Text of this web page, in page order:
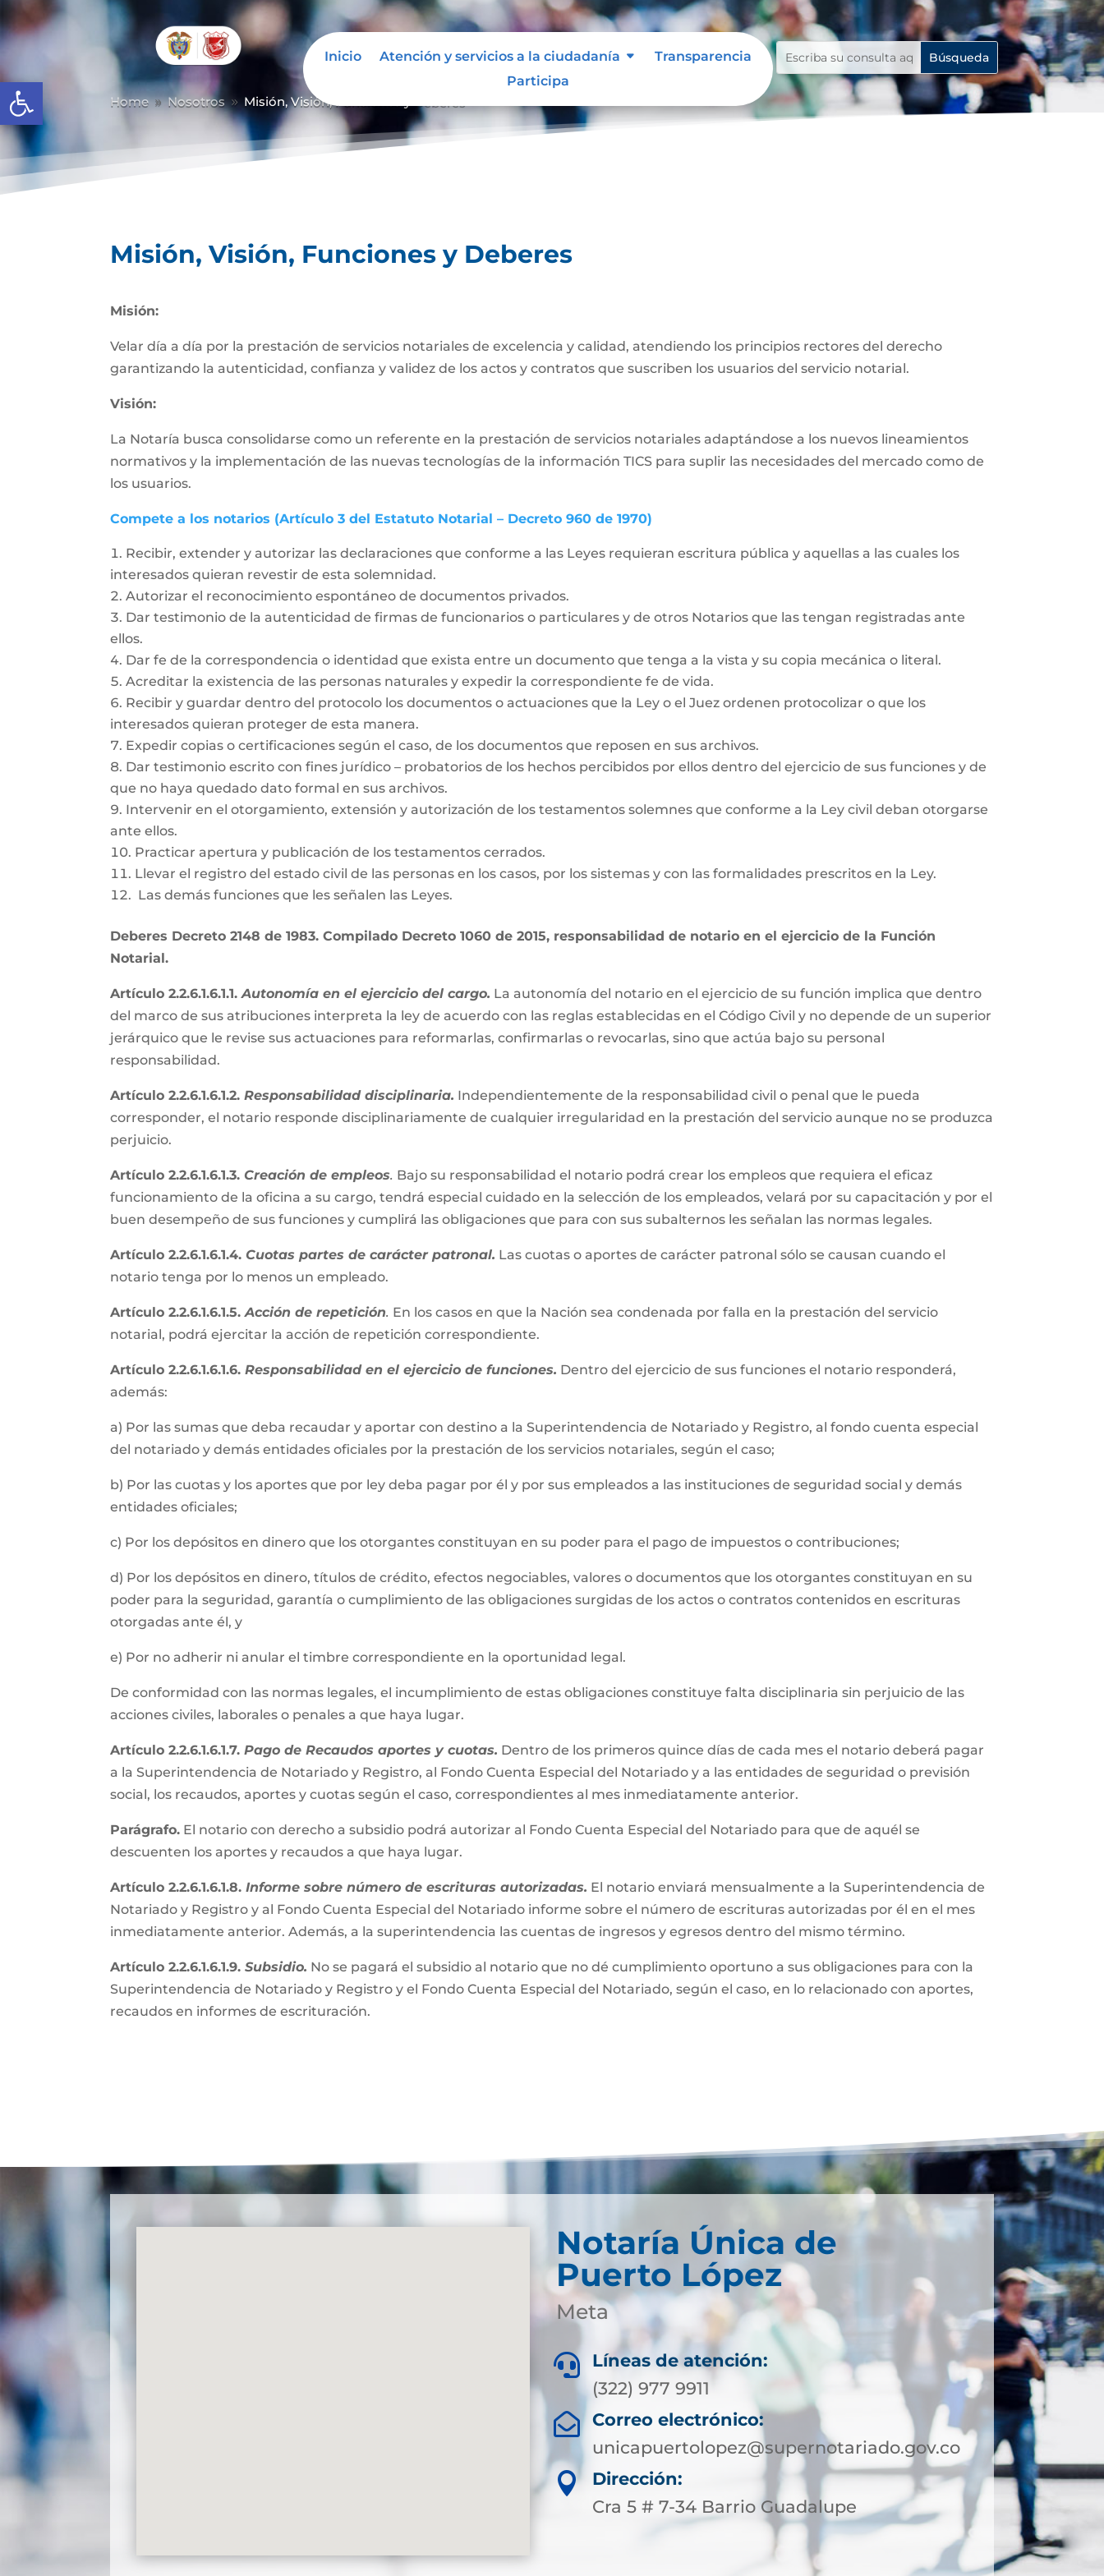
Abrir barra de herramientas
Inicio Atención y servicios a la ciudadanía
Transparencia
Participa
Home 9 Nosotros 9 Misión, Visión, Funciones y Deberes
Misión, Visión, Funciones y Deberes
Misión:
Velar día a día por la prestación de servicios notariales de excelencia y calidad, atendiendo los principios rectores del derecho
garantizando la autenticidad, confianza y validez de los actos y contratos que suscriben los usuarios del servicio notarial.
Visión:
La Notaría busca consolidarse como un referente en la prestación de servicios notariales adaptándose a los nuevos lineamientos
normativos y la implementación de las nuevas tecnologías de la información TICS para suplir las necesidades del mercado como de
los usuarios.
Compete a los notarios (Artículo 3 del Estatuto Notarial – Decreto 960 de 1970)
Recibir, extender y autorizar las declaraciones que conforme a las Leyes requieran escritura pública y aquellas a las cuales los
interesados quieran revestir de esta solemnidad.
Autorizar el reconocimiento espontáneo de documentos privados.
Dar testimonio de la autenticidad de firmas de funcionarios o particulares y de otros Notarios que las tengan registradas ante
ellos.
Dar fe de la correspondencia o identidad que exista entre un documento que tenga a la vista y su copia mecánica o literal.
Acreditar la existencia de las personas naturales y expedir la correspondiente fe de vida.
Recibir y guardar dentro del protocolo los documentos o actuaciones que la Ley o el Juez ordenen protocolizar o que los
interesados quieran proteger de esta manera.
Expedir copias o certificaciones según el caso, de los documentos que reposen en sus archivos.
Dar testimonio escrito con fines jurídico – probatorios de los hechos percibidos por ellos dentro del ejercicio de sus funciones y de
que no haya quedado dato formal en sus archivos.
Intervenir en el otorgamiento, extensión y autorización de los testamentos solemnes que conforme a la Ley civil deban otorgarse
ante ellos.
Practicar apertura y publicación de los testamentos cerrados.
Llevar el registro del estado civil de las personas en los casos, por los sistemas y con las formalidades prescritos en la Ley.
Las demás funciones que les señalen las Leyes.
Deberes Decreto 2148 de 1983. Compilado Decreto 1060 de 2015, responsabilidad de notario en el ejercicio de la Función
Notarial.
Artículo 2.2.6.1.6.1.1.Autonomía en el ejercicio del cargo. La autonomía del notario en el ejercicio de su función implica que dentro
del marco de sus atribuciones interpreta la ley de acuerdo con las reglas establecidas en el Código Civil y no depende de un superior
jerárquico que le revise sus actuaciones para reformarlas, confirmarlas o revocarlas, sino que actúa bajo su personal
responsabilidad.
Artículo 2.2.6.1.6.1.2. Responsabilidad disciplinaria. Independientemente de la responsabilidad civil o penal que le pueda
corresponder, el notario responde disciplinariamente de cualquier irregularidad en la prestación del servicio aunque no se produzca
perjuicio.
Artículo 2.2.6.1.6.1.3.Creación de empleos. Bajo su responsabilidad el notario podrá crear los empleos que requiera el eficaz
funcionamiento de la oficina a su cargo, tendrá especial cuidado en la selección de los empleados, velará por su capacitación y por el
buen desempeño de sus funciones y cumplirá las obligaciones que para con sus subalternos les señalan las normas legales.
Artículo 2.2.6.1.6.1.4.Cuotas partes de carácter patronal. Las cuotas o aportes de carácter patronal sólo se causan cuando el
notario tenga por lo menos un empleado.
Artículo 2.2.6.1.6.1.5.Acción de repetición. En los casos en que la Nación sea condenada por falla en la prestación del servicio
notarial, podrá ejercitar la acción de repetición correspondiente.
Artículo 2.2.6.1.6.1.6.Responsabilidad en el ejercicio de funciones. Dentro del ejercicio de sus funciones el notario responderá,
además:
a) Por las sumas que deba recaudar y aportar con destino a la Superintendencia de Notariado y Registro, al fondo cuenta especial
del notariado y demás entidades oficiales por la prestación de los servicios notariales, según el caso;
b) Por las cuotas y los aportes que por ley deba pagar por él y por sus empleados a las instituciones de seguridad social y demás
entidades oficiales;
c) Por los depósitos en dinero que los otorgantes constituyan en su poder para el pago de impuestos o contribuciones;
d) Por los depósitos en dinero, títulos de crédito, efectos negociables, valores o documentos que los otorgantes constituyan en su
poder para la seguridad, garantía o cumplimiento de las obligaciones surgidas de los actos o contratos contenidos en escrituras
otorgadas ante él, y
e) Por no adherir ni anular el timbre correspondiente en la oportunidad legal.
De conformidad con las normas legales, el incumplimiento de estas obligaciones constituye falta disciplinaria sin perjuicio de las
acciones civiles, laborales o penales a que haya lugar.
Artículo 2.2.6.1.6.1.7.Pago de Recaudos aportes y cuotas. Dentro de los primeros quince días de cada mes el notario deberá pagar
a la Superintendencia de Notariado y Registro, al Fondo Cuenta Especial del Notariado y a las entidades de seguridad o previsión
social, los recaudos, aportes y cuotas según el caso, correspondientes al mes inmediatamente anterior.
Parágrafo. El notario con derecho a subsidio podrá autorizar al Fondo Cuenta Especial del Notariado para que de aquél se
descuenten los aportes y recaudos a que haya lugar.
Artículo 2.2.6.1.6.1.8.Informe sobre número de escrituras autorizadas. El notario enviará mensualmente a la Superintendencia de
Notariado y Registro y al Fondo Cuenta Especial del Notariado informe sobre el número de escrituras autorizadas por él en el mes
inmediatamente anterior. Además, a la superintendencia las cuentas de ingresos y egresos dentro del mismo término.
Artículo 2.2.6.1.6.1.9.Subsidio. No se pagará el subsidio al notario que no dé cumplimiento oportuno a sus obligaciones para con la
Superintendencia de Notariado y Registro y el Fondo Cuenta Especial del Notariado, según el caso, en lo relacionado con aportes,
recaudos en informes de escrituración.
Notaría Única de
Puerto López
Meta

Líneas de atención:
(322) 977 9911

Correo electrónico:
unicapuertolopez@supernotariado.gov.co

Dirección:
Cra 5 # 7-34 Barrio Guadalupe